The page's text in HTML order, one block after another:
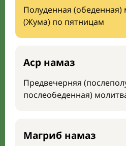
Полуденная
(Жума) по пятницам
Аср намаз
Предвечерняя
послеобеденная)
Магриб намаз